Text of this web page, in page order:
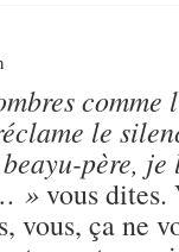
le
père,
» vous dites.
vous, ça ne